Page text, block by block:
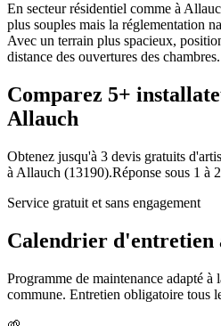
En secteur résidentiel comme à
plus souples mais la réglementation
Avec un terrain plus spacieux,
distance des ouvertures des chambres.
Comparez 5+
Allauch
Obtenez jusqu'à 3 devis gratuits
à Allauch (13190).Réponse sous 1 à
Service gratuit et sans engagement
Calendrier d'entretien
Programme de maintenance adapté
commune. Entretien obligatoire tous